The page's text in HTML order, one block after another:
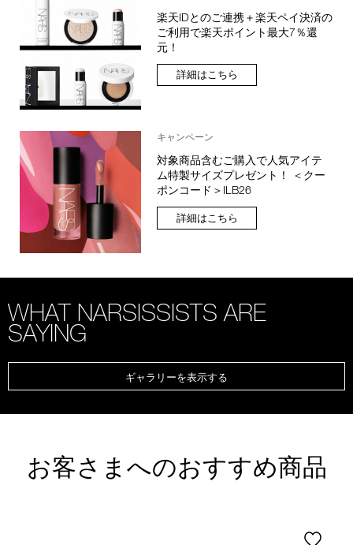
楽天IDとのご連携＋楽天ペイ決済の
ご利用で楽天ポイント最大7％還
元！
詳細はこちら
キャンペーン
対象商品含むご購入で人気アイテ
ム特製サイズプレゼント！ ＜クー
ポンコード＞ILB26
詳細はこちら
WHAT NARSISSISTS ARE
SAYING
ギャラリーを表示する
お客さまへのおすすめ商品